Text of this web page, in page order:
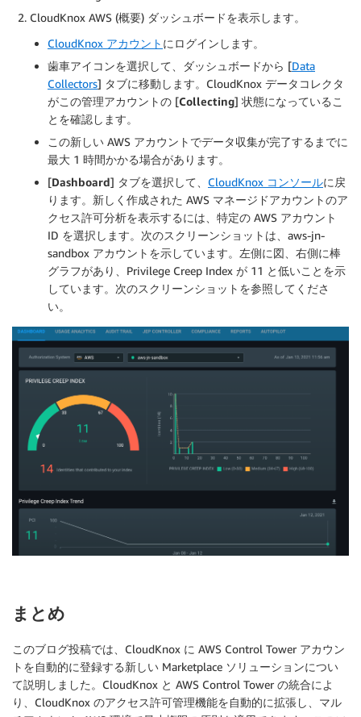
CloudKnox AWS (概要) ダッシュボードを表示します。
CloudKnox アカウント にログインします。
歯車アイコンを選択して、ダッシュボードから [Data
Collectors] タブに移動します。CloudKnox データコレクタ
がこの管理アカウントの [Collecting] 状態になっているこ
とを確認します。
この新しい AWS アカウントでデータ収集が完了するまでに
最大 1 時間かかる場合があります。
[Dashboard] タブを選択して、 CloudKnox コンソールに戻
ります。新しく作成された AWS マネージドアカウントのア
クセス許可分析を表示するには、特定の AWS アカウント
ID を選択します。次のスクリーンショットは、aws-jn-
sandbox アカウントを示しています。左側に図、右側に棒
グラフがあり、Privilege Creep Index が 11 と低いことを示
しています。次のスクリーンショットを参照してくださ
い。
まとめ
このブログ投稿では、CloudKnox に AWS Control Tower アカウン
トを自動的に登録する新しい Marketplace ソリューションについ
て説明しました。CloudKnox と AWS Control Tower の統合によ
り、CloudKnox のアクセス許可管理機能を自動的に拡張し、マル